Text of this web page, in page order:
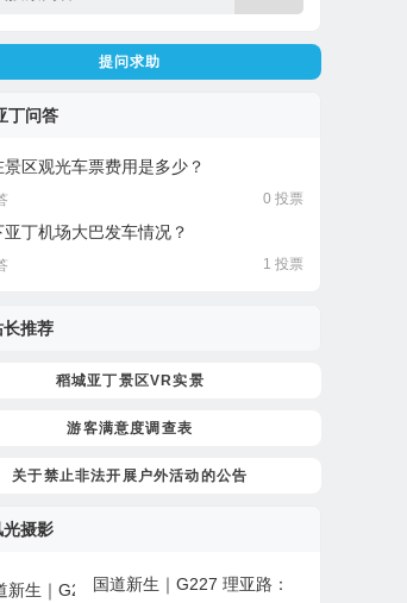
提问求助
丁问答
景区观光车票费用是多少？
0 投票
亚丁机场大巴发车情况？
1 投票
长推荐
稻城亚丁景区VR实景
游客满意度调查表
关于禁止非法开展户外活动的公告
光摄影
国道新生｜G227 理亚路：